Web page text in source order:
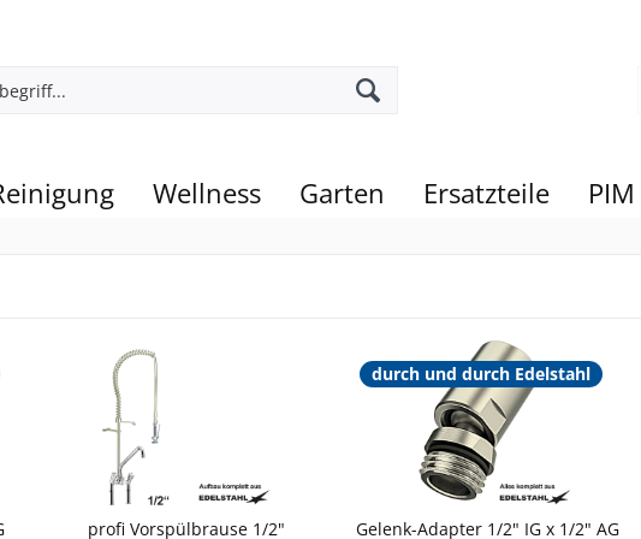
Wellness Garten Ersatzteile PIM
profi Vorspülbrause 1/2"
durch und durch Edelstahl
Gelenk-Adapter 1/2" IG x 1/2" AG